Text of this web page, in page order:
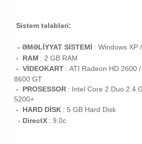
Sistem tələbləri:
- ƏMƏLİYYAT SİSTEMİ : Windows XP
- RAM : 2 GB RAM
- VİDEOKART : ATI Radeon HD 2600
8600 GT
- PROSESSOR : Intel Core 2 Duo 2.4
5200+
- HARD DİSK : 5 GB Hard Disk
- DirectX : 9.0c